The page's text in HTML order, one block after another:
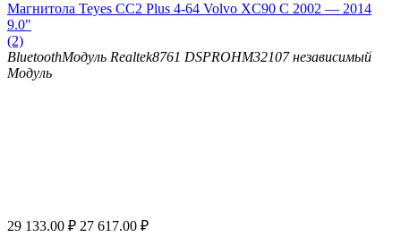
Магнитола Teyes CC2 Plus 4-64 Volvo XC90 C 2002 — 2014
9.0"
(2)
BluetoothМодуль Realtek8761 DSPROHM32107 независимый
Модуль
29 133.00 ₽ 27 617.00 ₽